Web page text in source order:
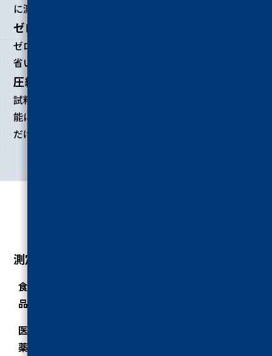
に測定。
ゼロ調不要
ゼロ点の自動検知機能により、煩雑なゼロ点補正操作を
省いたスムーズな測定を実現します。
圧縮専用機
試料の圧縮に特化し、簡便な操作で硬さ／破断測定を可
能にしたレオテックスは、どなたでも簡単にご使用いた
だけます。
測定対象物
食
品
医
薬